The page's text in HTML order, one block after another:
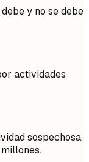
y no se debe
actividades
sospechosa,